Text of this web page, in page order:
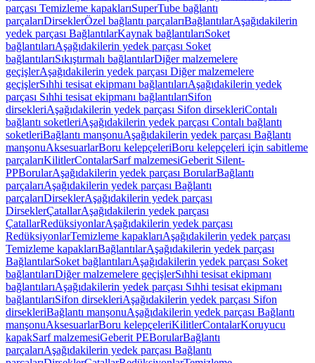
parçası Temizleme kapaklarıSuperTube bağlantı
parçalarıDirseklerÖzel bağlantı parçalarıBağlantılarAşağıdakilerin
yedek parçası BağlantılarKaynak bağlantılarıSoket
bağlantılarıAşağıdakilerin yedek parçası Soket
bağlantılarıSıkıştırmalı bağlantılarDiğer malzemelere
geçişlerAşağıdakilerin yedek parçası Diğer malzemelere
geçişlerSıhhi tesisat ekipmanı bağlantılarıAşağıdakilerin yedek
parçası Sıhhi tesisat ekipmanı bağlantılarıSifon
dirsekleriAşağıdakilerin yedek parçası Sifon dirsekleriContalı
bağlantı soketleriAşağıdakilerin yedek parçası Contalı bağlantı
soketleriBağlantı manşonuAşağıdakilerin yedek parçası Bağlantı
manşonuAksesuarlarBoru kelepçeleriBoru kelepçeleri için sabitleme
parçalarıKilitlerContalarSarf malzemesiGeberit Silent-
PPBorularAşağıdakilerin yedek parçası BorularBağlantı
parçalarıAşağıdakilerin yedek parçası Bağlantı
parçalarıDirseklerAşağıdakilerin yedek parçası
DirseklerÇatallarAşağıdakilerin yedek parçası
ÇatallarRedüksiyonlarAşağıdakilerin yedek parçası
RedüksiyonlarTemizleme kapaklarıAşağıdakilerin yedek parçası
Temizleme kapaklarıBağlantılarAşağıdakilerin yedek parçası
BağlantılarSoket bağlantılarıAşağıdakilerin yedek parçası Soket
bağlantılarıDiğer malzemelere geçişlerSıhhi tesisat ekipmanı
bağlantılarıAşağıdakilerin yedek parçası Sıhhi tesisat ekipmanı
bağlantılarıSifon dirsekleriAşağıdakilerin yedek parçası Sifon
dirsekleriBağlantı manşonuAşağıdakilerin yedek parçası Bağlantı
manşonuAksesuarlarBoru kelepçeleriKilitlerContalarKoruyucu
kapakSarf malzemesiGeberit PEBorularBağlantı
parçalarıAşağıdakilerin yedek parçası Bağlantı